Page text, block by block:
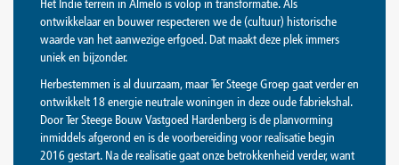
Het Indië terrein in Almelo is volop in transformatie. Als
ontwikkelaar en bouwer respecteren we de (cultuur) historische
waarde van het aanwezige erfgoed. Dat maakt deze plek immers
uniek en bijzonder.
Herbestemmen is al duurzaam, maar Ter Steege Groep gaat verder en
ontwikkelt 18 energie neutrale woningen in deze oude fabriekshal.
Door Ter Steege Bouw Vastgoed Hardenberg is de planvorming
inmiddels afgerond en is de voorbereiding voor realisatie begin
2016 gestart. Na de realisatie gaat onze betrokkenheid verder, want